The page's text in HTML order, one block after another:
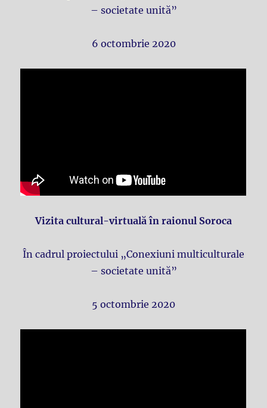
– societate unită”
6 octombrie 2020
Vizita cultural-virtuală în raionul Soroca
În cadrul proiectului „Conexiuni multiculturale
– societate unită”
5 octombrie 2020